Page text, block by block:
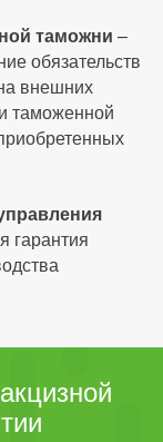
таможни –
обязательств
внешних
таможенной
гарантия